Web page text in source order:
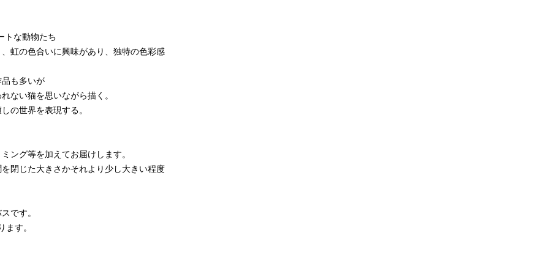
トな動物たち
虹の色合いに興味があり、独特の色彩感
も多いが
ない猫を思いながら描く。
の世界を表現する。
ング等を加えてお届けします。
閉じた大きさかそれより少し大きい程度
です。
ます。